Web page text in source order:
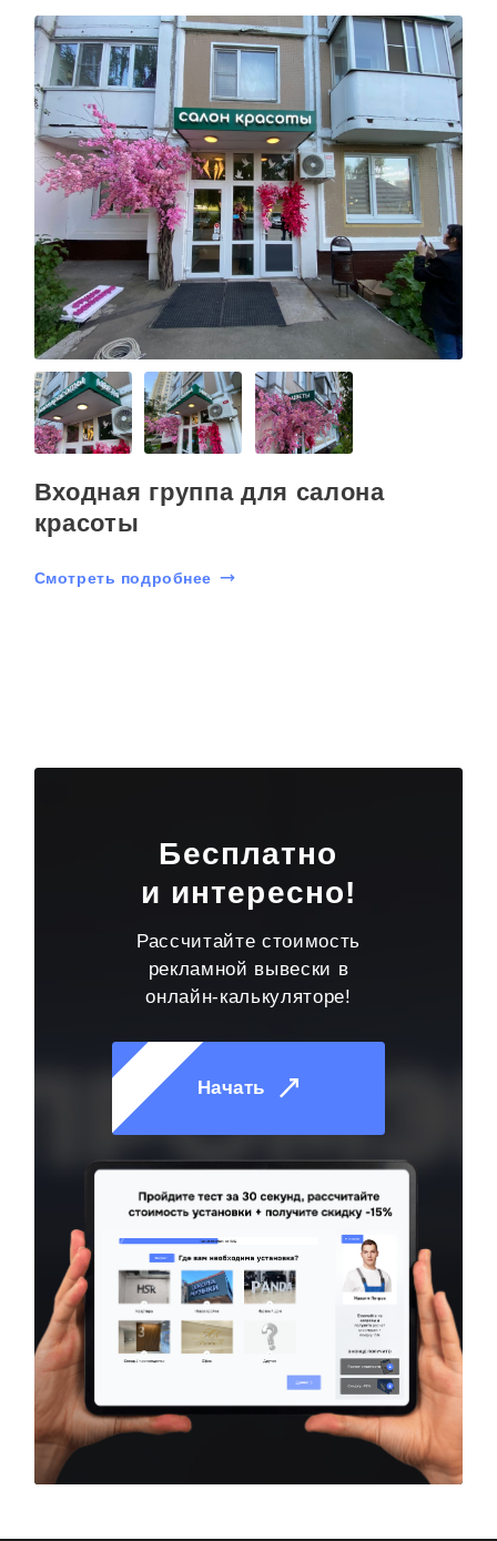
Входная группа для салона
красоты
Смотреть подробнее
Бесплатно
и интересно!
Рассчитайте стоимость
рекламной вывески в
онлайн-калькуляторе!
Начать